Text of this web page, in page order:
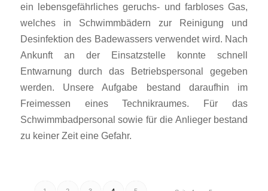
ein lebensgefährliches geruchs- und farbloses Gas,
welches in Schwimmbädern zur Reinigung und
Desinfektion des Badewassers verwendet wird. Nach
Ankunft an der Einsatzstelle konnte schnell
Entwarnung durch das Betriebspersonal gegeben
werden. Unsere Aufgabe bestand daraufhin im
Freimessen eines Technikraumes. Für das
Schwimmbadpersonal sowie für die Anlieger bestand
zu keiner Zeit eine Gefahr.